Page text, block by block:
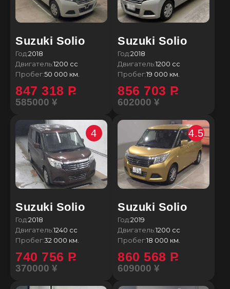
Suzuki Solio
Год:2018
Двигатель:1200 сс
Пробег:50 000 км.
847 318 P
585000 ¥
Suzuki Solio
Год:2018
Двигатель:1200 сс
Пробег:19 000 км.
856 703 P
602000 ¥
Suzuki Solio
4
Год:2018
Двигатель:1240 сс
Пробег:32 000 км.
740 756 P
370000 ¥
Suzuki Solio
4.5
Год:2019
Двигатель:1200 сс
Пробег:18 000 км.
860 568 P
609000 ¥